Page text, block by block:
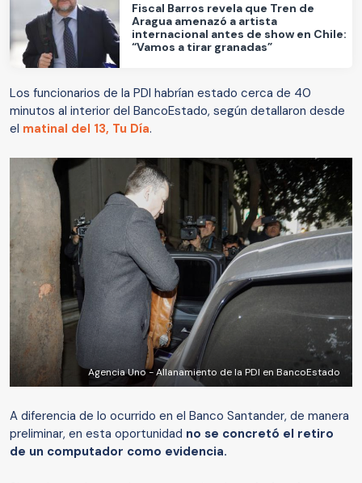
Fiscal Barros revela que Tren de
Aragua amenazó a artista
internacional antes de show en Chile:
“Vamos a tirar granadas”
Los funcionarios de la PDI habrían estado cerca de 40
minutos al interior del BancoEstado, según detallaron desde
el matinal del 13, Tu Día.
Agencia Uno - Allanamiento de la PDI en BancoEstado
A diferencia de lo ocurrido en el Banco Santander, de manera
preliminar, en esta oportunidad no se concretó el retiro
de un computador como evidencia.